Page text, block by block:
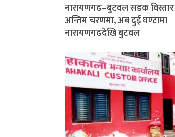
नारायणगढ–बुटवल सडक विस्तार
अन्तिम चरणमा, अब दुई घण्टामा
नारायणगढदेखि बुटवल